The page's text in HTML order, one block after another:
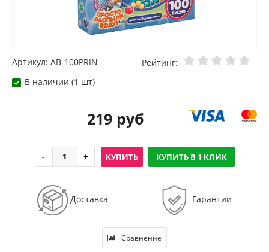
Артикул: AB-100PRIN
Рейтинг:
В наличии (1 шт)
219 руб
КУПИТЬ КУПИТЬ В 1 КЛИК
Доставка Гарантии
Сравнение